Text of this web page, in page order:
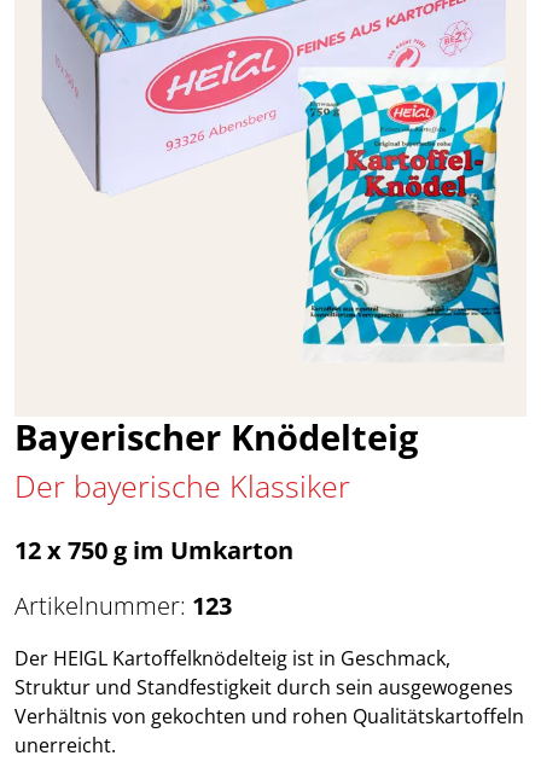
Bayerischer Knödelteig
Der bayerische Klassiker
12 x 750 g im Umkarton
Artikelnummer: 123
Der HEIGL Kartoffelknödelteig ist in Geschmack,
Struktur und Standfestigkeit durch sein ausgewogenes
Verhältnis von gekochten und rohen Qualitätskartoffeln
unerreicht.